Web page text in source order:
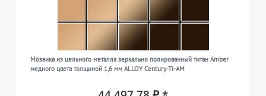
Мозаика из цельного металла зеркально полированный титан Amber
медного цвета толщиной 1,6 мм ALLOY Century-Ti-AM